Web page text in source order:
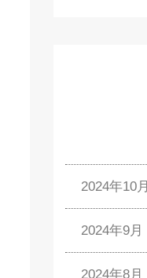
2024年10月
2024年9月
2024年8月